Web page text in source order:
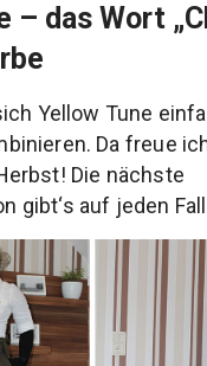
– das Wort
Yellow Tune
Da freue
Die nächste
gibt‘s auf jeden Fall